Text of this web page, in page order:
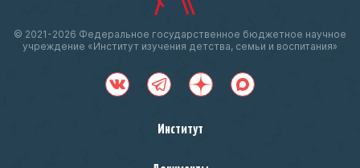
© 2021-2026 Федеральное государственное бюджетное научное
учреждение «Институт изучения детства, семьи и воспитания»
Институт